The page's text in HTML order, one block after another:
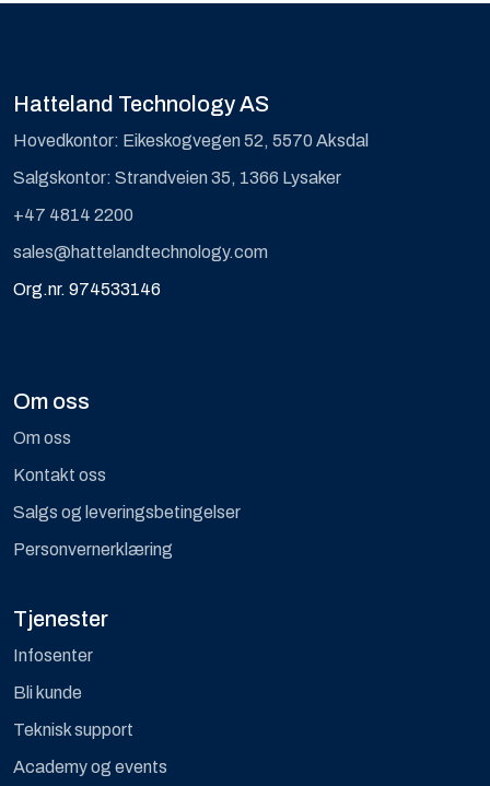
Hatteland Technology AS
Hovedkontor: Eikeskogvegen 52, 5570 Aksdal
Salgskontor: Strandveien 35, 1366 Lysaker
+47 4814 2200
sales@hattelandtechnology.com
Org.nr. 974533146
Om oss
Om oss
Kontakt oss
Salgs og leveringsbetingelser
Personvernerklæring
Tjenester
Infosenter
Bli kunde
Teknisk support
Academy og events